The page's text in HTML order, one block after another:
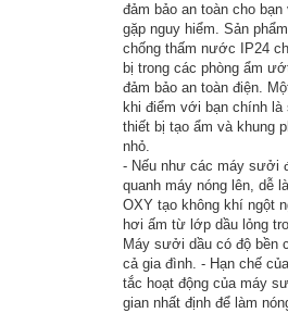
đảm bảo an toàn cho
gặp nguy hiểm. Sản
chống thấm nước IP24
bị trong các phòng ẩm
đảm bảo an toàn điện.
khi điểm với bạn chính
thiết bị tạo ẩm và khung
nhỏ.
- Nếu như các máy sưởi
quanh máy nóng lên, dễ
OXY tạo không khí ngột
hơi ấm từ lớp dầu lỏng
Máy sưởi dầu có độ bền
cả gia đình. - Hạn chế
tắc hoạt động của máy
gian nhất định để làm